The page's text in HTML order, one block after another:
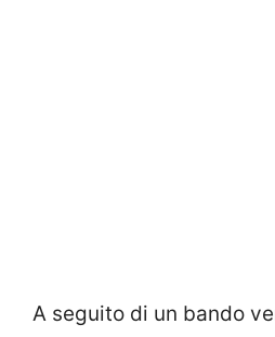
A seguito di un bando